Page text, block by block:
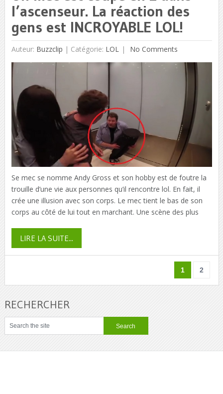
l’ascenseur. La réaction des
gens est INCROYABLE LOL!
Auteur: Buzzclip | Catégorie: LOL No Comments
Se mec se nomme Andy Gross et son hobby est de foutre la
trouille d’une vie aux personnes qu’il rencontre lol. En fait, il
crée une illusion avec son corps. Le mec tient le bas de son
corps au côté de lui tout en marchant. Une scène des plus
LIRE LA SUITE...
1 2
RECHERCHER